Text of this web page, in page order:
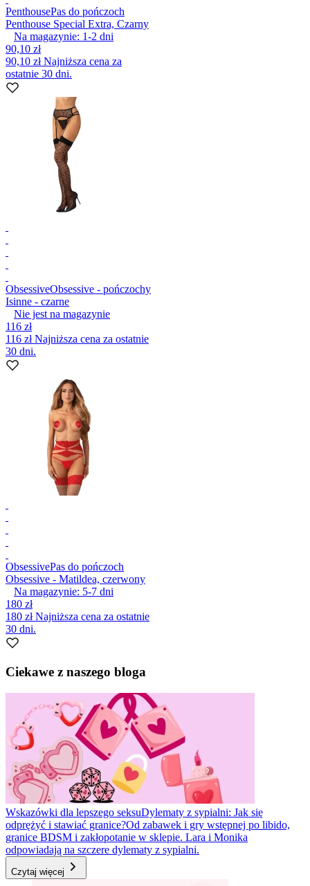
PenthousePas do pończoch
Penthouse Special Extra, Czarny
Na magazynie: 1-2 dni
90,10 zł
90,10 złNajniższa cena za
ostatnie 30 dni.
ObsessiveObsessive - pończochy
Isinne - czarne
Nie jest na magazynie
116 zł
116 złNajniższa cena za ostatnie
30 dni.
ObsessivePas do pończoch
Obsessive - Matildea, czerwony
Na magazynie: 5-7 dni
180 zł
180 złNajniższa cena za ostatnie
30 dni.
Ciekawe z naszego bloga
Wskazówki dla lepszego seksuDylematy z sypialni: Jak się
odprężyć i stawiać granice?Od zabawek i gry wstępnej po libido,
granice BDSM i zakłopotanie w sklepie. Lara i Monika
odpowiadają na szczere dylematy z sypialni.
Czytaj więcej